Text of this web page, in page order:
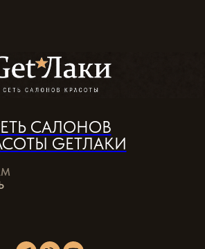
САЛОНОВ
GETЛАКИ